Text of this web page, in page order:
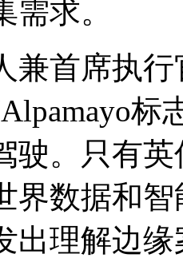
求。
兼首席执行
驶。只有
界数据和
出理解边